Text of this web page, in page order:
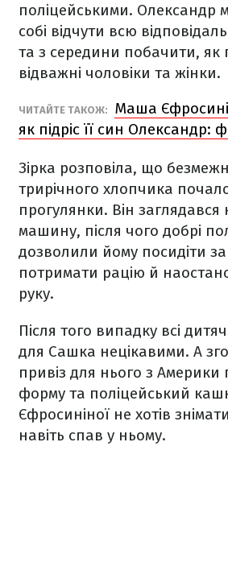
поліцейськими. Олександр
собі відчути всю
та з середини побачити,
відважні чоловіки та жінки.
ЧИТАЙТЕ ТАКОЖ:
Маша
як підріс її син Олександр:
Зірка розповіла, що
трирічного хлопчика
прогулянки. Він
машину, після чого добрі
дозволили йому посидіти
потримати рацію й
руку.
Після того випадку всі
для Сашка нецікавими. А
привіз для нього з Америки
форму та поліцейський
Єфросиніної не хотів
навіть спав у ньому.